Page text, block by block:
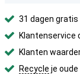
31 dagen
Klantenservice
Klanten
Recycle je